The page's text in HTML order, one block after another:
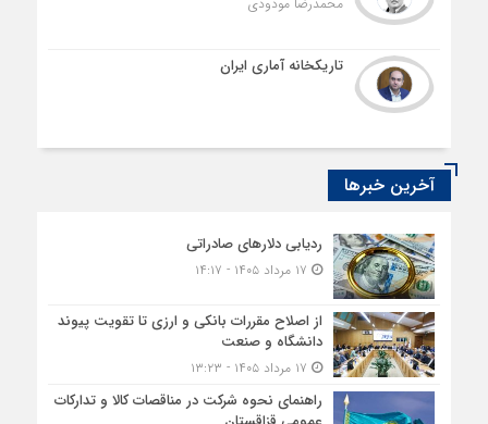
تاریکخانه آماری ایران
آخرین خبرها
ردیابی دلارهای صادراتی
از اصلاح مقررات بانکی و ارزی تا تقویت پیوند
دانشگاه و صنعت
راهنمای نحوه شرکت در مناقصات کالا و تدارکات